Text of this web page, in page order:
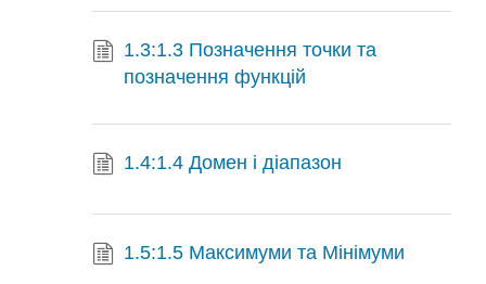
1.3:1.3 Позначення точки та
позначення функцій
1.4:1.4 Домен і діапазон
1.5:1.5 Максимуми та Мінімуми